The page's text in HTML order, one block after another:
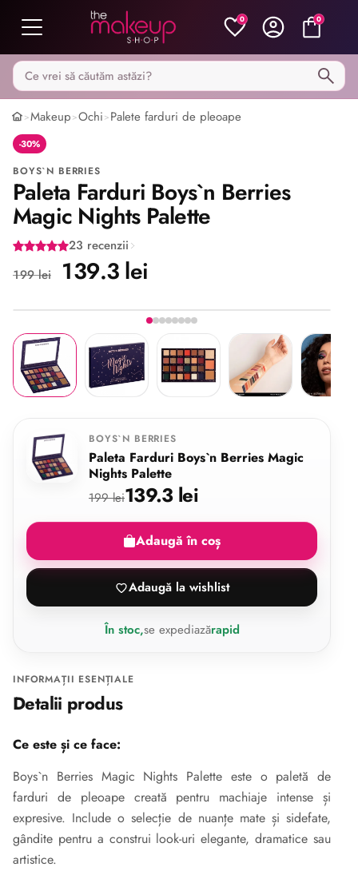
0 0
Caută pe MakeupShop
>Makeup>Ochi>Palete farduri de pleoape
-30%
BOYS`N BERRIES
Paleta Farduri Boys`n Berries
Magic Nights Palette
23 recenzii
199 lei
139.3 lei
Share
Imaginea 1 din 8
BOYS`N BERRIES
Paleta Farduri Boys`n Berries Magic
Nights Palette
199 lei139.3 lei
Adaugă în coș
Adaugă la wishlist
În stoc,se expediazărapid
INFORMAȚII ESENȚIALE
Detalii produs
Ce este și ce face:
Boys`n Berries Magic Nights Palette este o paletă de
farduri de pleoape creată pentru machiaje intense și
expresive. Include o selecție de nuanțe mate și sidefate,
gândite pentru a construi look-uri elegante, dramatice sau
artistice.